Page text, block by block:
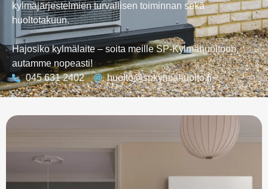
kylmäjärjestelmien turvallisen toiminnan sekä
huoltotakuun.
Hajosiko kylmälaite – soita meille SP-Kylmähuoltoon,
autamme nopeasti!
045 631 2402
huolto@spkylmahuolto.fi